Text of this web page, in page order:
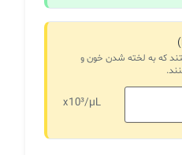
که به لخته شدن خون و
x10³/µL